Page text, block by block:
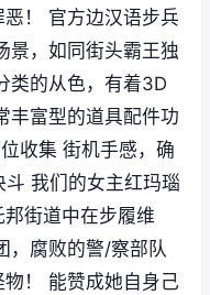
！ 官方边汉语步兵
景，如同街头霸王独
类的从色，有着3D
丰富型的道具配件功
收集 街机手感，确
我们的女主红玛瑙
街道中在步履维
，腐败的警/察部队
！ 能赞成她自身己